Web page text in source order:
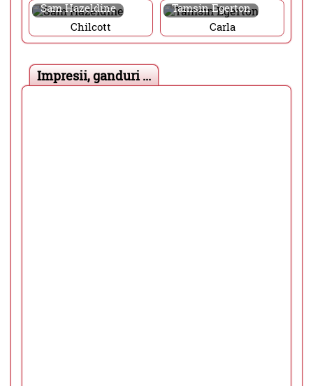
Sam Hazeldine
Chilcott
Tamsin Egerton
Carla
Impresii, ganduri ...